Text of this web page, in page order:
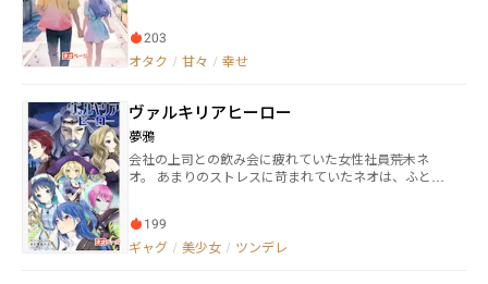
203
オタク / 甘々 / 幸せ
ヴァルキリアヒーロー
夢鴉
会社の上司との飲み会に疲れていた女性社員――荒木ネ
オ。 あまりのストレスに苛まれていたネオは、ふとネ
まる店に、隠れオタクだったネオは歓喜する。 居心地
の良さにあっという間に常連になったネオは、同じく
199
ギャグ / 美少女 / ツンデレ